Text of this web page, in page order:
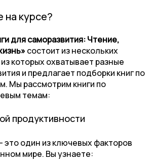
на курсе?
для саморазвития: Чтение,
состоит из нескольких
которых охватывает разные
и предлагает подборки книг по
Мы рассмотрим книги по
темам:
продуктивности
это один из ключевых факторов
мире. Вы узнаете: